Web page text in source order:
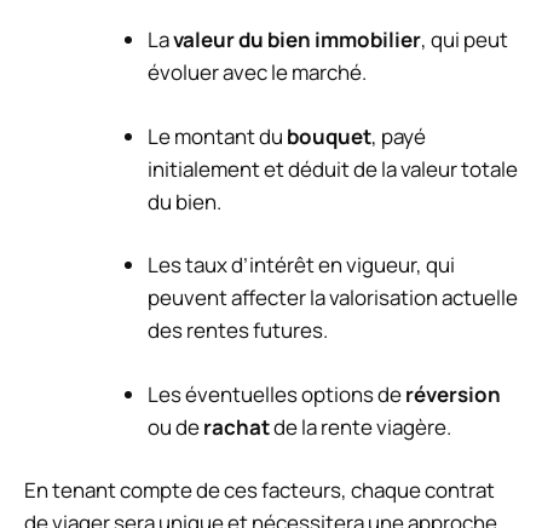
Lavaleur du bien immobilier, qui peut
évoluer avec le marché.
Le montant du bouquet, payé
initialement et déduit de la valeur totale
du bien.
Les taux d’intérêt en vigueur, qui
peuvent affecter la valorisation actuelle
des rentes futures.
Les éventuelles options deréversion
ou derachatde la rente viagère.
En tenant compte de ces facteurs, chaque contrat